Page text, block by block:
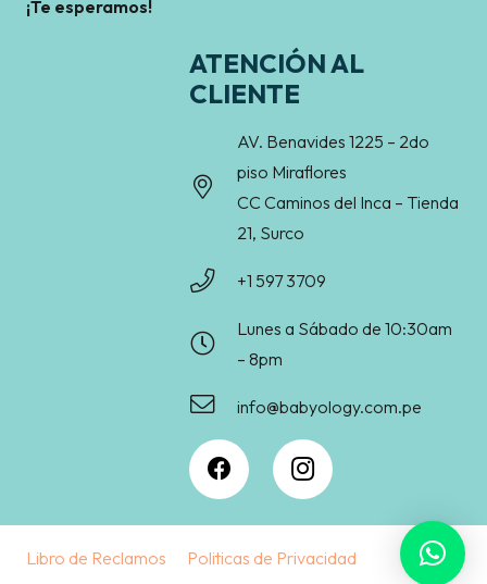
¡Te esperamos!
ATENCIÓN AL
CLIENTE
AV. Benavides 1225 – 2do
piso Miraflores
CC Caminos del Inca – Tienda
21, Surco
+1 597 3709
Lunes a Sábado de 10:30am
– 8pm
info@babyology.com.pe
Libro de Reclamos Politicas de Privacidad